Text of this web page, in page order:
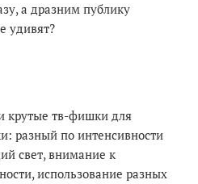
а дразним публику
удивят?
крутые тв-фишки для
разный по интенсивности
свет, внимание к
использование разных